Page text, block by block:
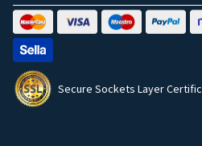
Secure Sockets Layer